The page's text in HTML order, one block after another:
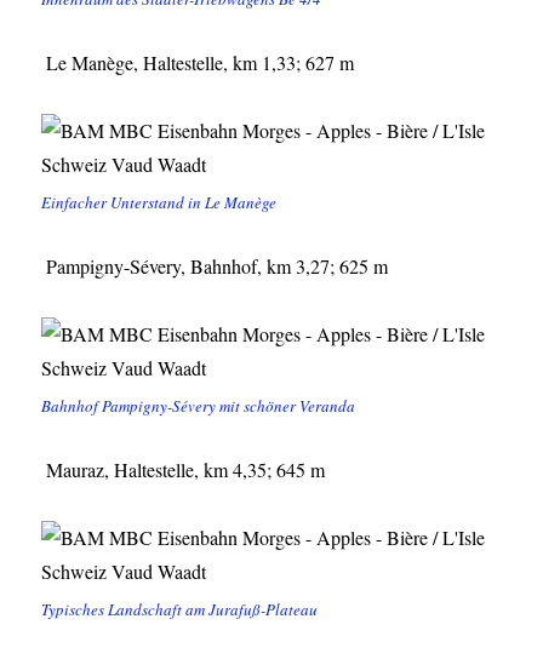
Le Manège, Haltestelle, km 1,33; 627 m
Einfacher Unterstand in Le Manège
Pampigny-Sévery, Bahnhof, km 3,27; 625 m
Bahnhof Pampigny-Sévery mit schöner Veranda
Mauraz, Haltestelle, km 4,35; 645 m
Typisches Landschaft am Jurafuß-Plateau